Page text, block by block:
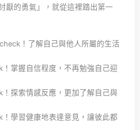
的勇氣」，就從這裡踏出第一
了解自己與他人所屬的生活
握自信程度，不再勉強自己迎
索情感反應，更加了解自己與
習健康地表達意見，讓彼此都